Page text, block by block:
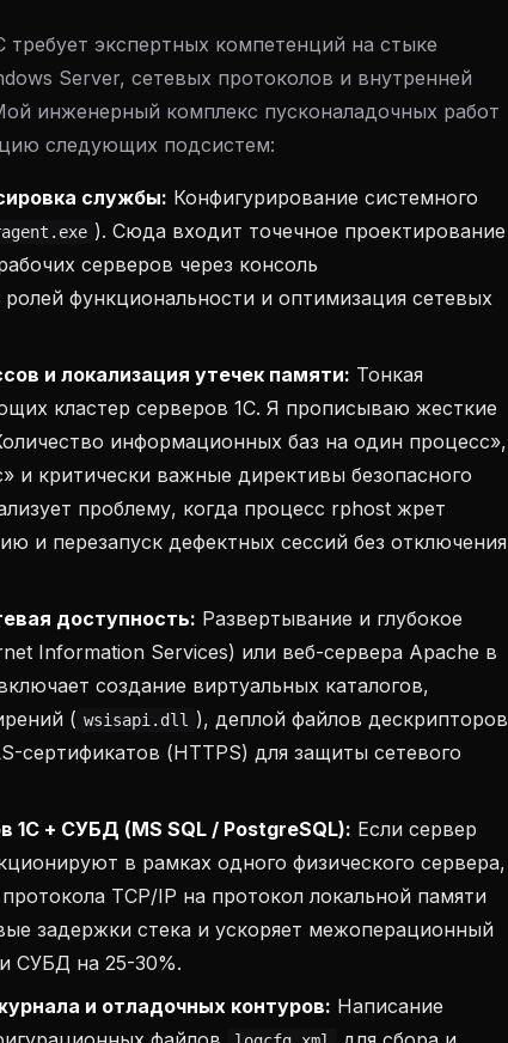
экспертных компетенций на стыке
Server, сетевых протоколов и внутренней
инженерный комплекс пусконаладочных работ
следующих подсистем:
службы: Конфигурирование системного
). Сюда входит точечное проектирование
серверов через консоль
функциональности и оптимизация сетевых
и локализация утечек памяти: Тонкая
кластер серверов 1С. Я прописываю жесткие
информационных баз на один процесс»,
и критически важные директивы безопасного
проблему, когда процесс rphost жрет
и перезапуск дефектных сессий без отключения
доступность: Развертывание и глубокое
Information Services) или веб-сервера Apache в
создание виртуальных каталогов,
( wsisapi.dll
), деплой файлов дескрипторов
сертификатов (HTTPS) для защиты сетевого
+ СУБД (MS SQL / PostgreSQL): Если сервер
в рамках одного физического сервера,
TCP/IP на протокол локальной памяти
задержки стека и ускоряет межоперационный
СУБД на 25-30%.
и отладочных контуров: Написание